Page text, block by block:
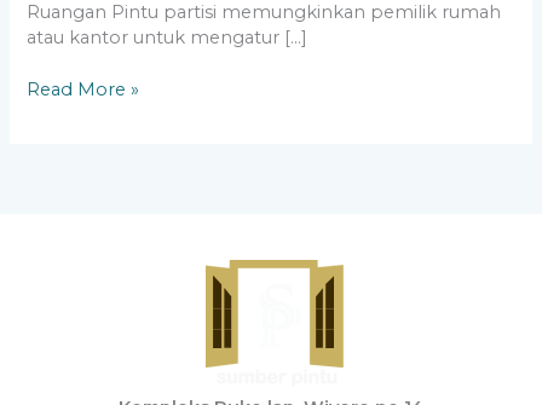
Ruangan Pintu partisi memungkinkan pemilik rumah
atau kantor untuk mengatur […]
Read More »